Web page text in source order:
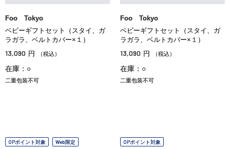
Foo Tokyo
ベビーギフトセット（スタイ、ガ
ラガラ、ベルトカバー×１）
13,090 円 （税込）
在庫：○
二重包装不可
Foo Tokyo
ベビーギフトセット（スタイ、ガ
ラガラ、ベルトカバー×１）
13,090 円 （税込）
在庫：○
二重包装不可
OPポイント対象 Web限定 OPポイント対象